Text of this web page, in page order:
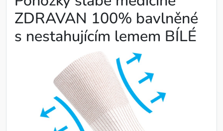
ZDRAVAN 100% bavlněné
s nestahujícím lemem BÍLÉ